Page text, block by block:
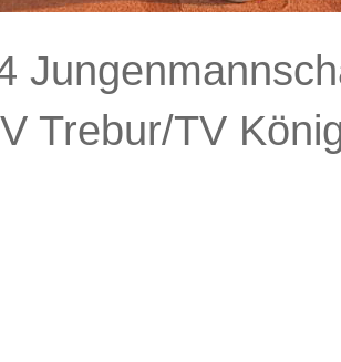
Trebur/TV